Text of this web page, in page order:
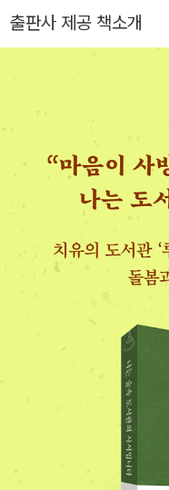
기꺼이 썼을 것입니다.
이 일은 왠지 모르게 제
면 기꺼이 받을 수 있지
건, 우리 사회에 깊이 뿌
과도 무관하지 않겠지요. ‘
서비스나 계약을 통하지
강박관념이 잠재의식에
베의 마을 시장에서 생산
고 만들고 생각한 것이
그렇다면 의도하지 않았
겨난 걸까요. 이와 관련
음으로 취직해 가나자와
습니다. 도서관 카운터에
주세요˝ 하고 말을 걸었
꽂이에는 매직펜과 샤프
네려고 했습니다. 하지만
하며 뒤로 물러났고, 볼펜
옮겼고, 『아무튼, 하루키』
출판사 제공 책소개